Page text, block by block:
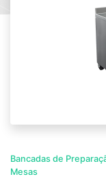
Bancadas de
Mesas